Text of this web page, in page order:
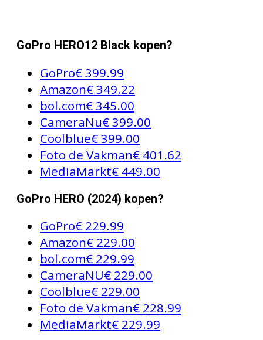
GoPro HERO12 Black kopen?
GoPro€ 399.99
Amazon€ 349.22
bol.com€ 345.00
CameraNu€ 399.00
Coolblue€ 399.00
Foto de Vakman€ 401.62
MediaMarkt€ 449.00
GoPro HERO (2024) kopen?
GoPro€ 229.99
Amazon€ 229.00
bol.com€ 229.99
CameraNU€ 229.00
Coolblue€ 229.00
Foto de Vakman€ 228.99
MediaMarkt€ 229.99